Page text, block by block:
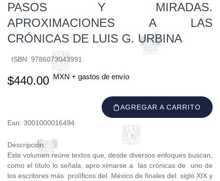
PASOS Y MIRADAS.
APROXIMACIONES A LAS
CRÓNICAS DE LUIS G. URBINA
ISBN: 9786073043991
$440.00 MXN + gastos de envío
AGREGAR A CARRITO
Ean: 3001000016494
Descripción:
Este volumen reúne textos que, desde diversos enfoques buscan,
como el título lo señala, apro ximarse a las crónicas de uno de
los escritores más prolíficos del México de finales del siglo XIX y